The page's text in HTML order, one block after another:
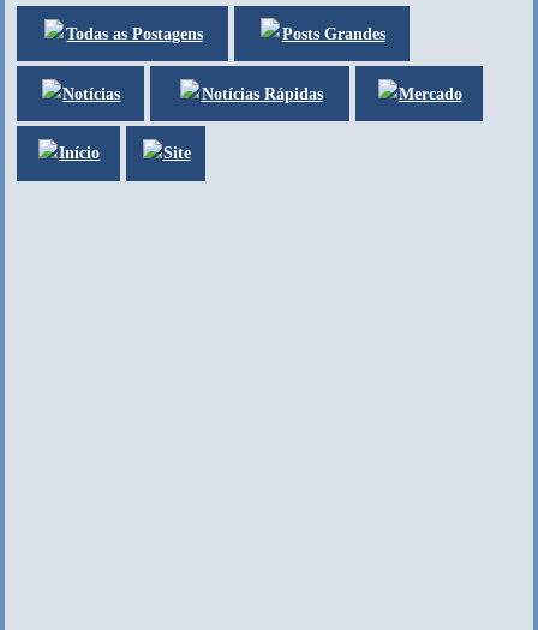
Todas as Postagens Posts Grandes
Notícias Notícias Rápidas Mercado
Início Site